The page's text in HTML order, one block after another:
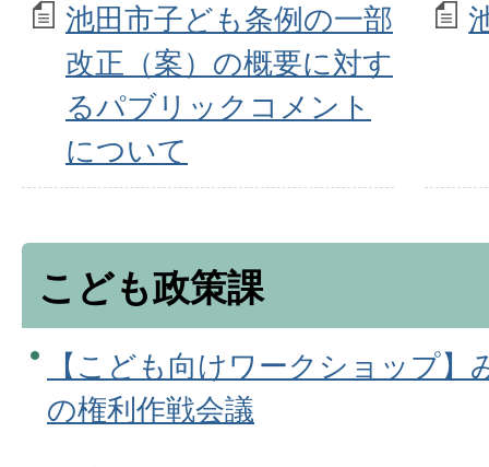
池田市子ども条例の一部
改正（案）の概要に対す
るパブリックコメント
について
こども政策課
【こども向けワークショップ
の権利作戦会議